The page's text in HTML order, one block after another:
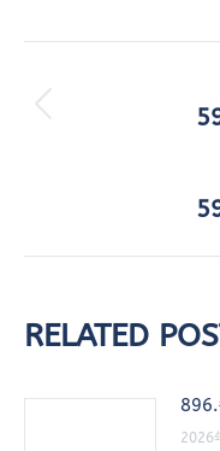
章
RELATED
2026